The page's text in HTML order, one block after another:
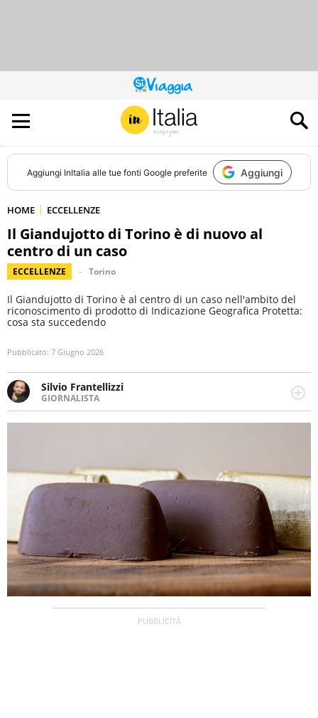
QUESTO
SITO
CONTRIBUISCE
ALL’AUDIENCE
DI
Aggiungi InItalia alle tue fonti Google preferite Aggiungi
HOME ECCELLENZE
Il Giandujotto di Torino è di nuovo al
centro di un caso
ECCELLENZE Torino
Il Giandujotto di Torino è al centro di un caso nell'ambito del
riconoscimento di prodotto di Indicazione Geografica Protetta:
cosa sta succedendo
Pubblicato: 7 Giugno 2026
Silvio Frantellizzi
GIORNALISTA
Giornalista pubblicista. Da oltre dieci anni si occupa di
informazione sul web, scrivendo di sport, attualità,